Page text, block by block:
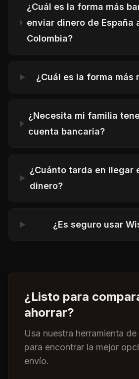
¿Cuál es la forma más
enviar dinero de España
Colombia?
¿Cuál es la forma más
¿Necesita mi familia
cuenta bancaria?
¿Cuánto tarda en llegar
dinero?
¿Es seguro usar
¿Listo para
ahorrar?
Usa nuestra herramienta
para encontrar la mejor
envío.